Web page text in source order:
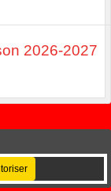
2026-2027